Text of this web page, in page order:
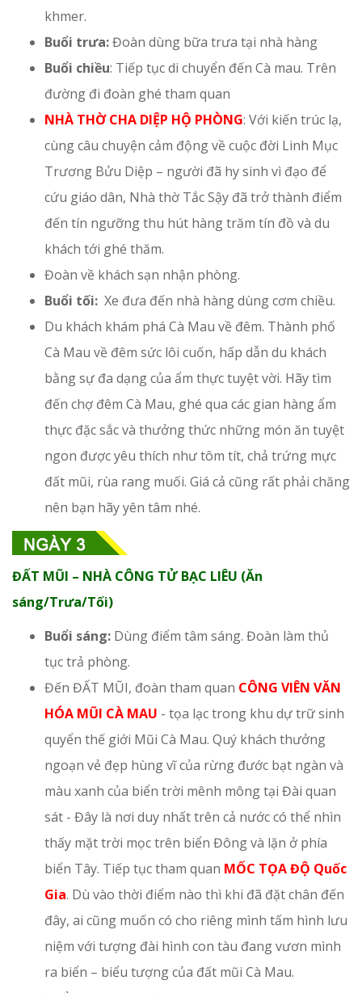
khmer.
Buổi trưa:Đoàn dùng bữa trưa tại nhà hàng
Buổi chiều: Tiếp tục di chuyển đến Cà mau. Trên
đường đi đoàn ghé tham quan
NHÀ THỜ CHA DIỆP HỘ PHÒNG: Với kiến trúc lạ,
cùng câu chuyện cảm động về cuộc đời Linh Mục
Trương Bửu Diệp – người đã hy sinh vì đạo để
cứu giáo dân, Nhà thờ Tắc Sậy đã trở thành điểm
đến tín ngưỡng thu hút hàng trăm tín đồ và du
khách tới ghé thăm.
Đoàn về khách sạn nhận phòng.
Buổi tối: Xe đưa đến nhà hàng dùng cơm chiều.
Du khách khám phá Cà Mau về đêm. Thành phố
Cà Mau về đêm sức lôi cuốn, hấp dẫn du khách
bằng sự đa dạng của ẩm thực tuyệt vời. Hãy tìm
đến chợ đêm Cà Mau, ghé qua các gian hàng ẩm
thực đặc sắc và thưởng thức những món ăn tuyệt
ngon được yêu thích như tôm tít, chả trứng mực
đất mũi, rùa rang muối. Giá cả cũng rất phải chăng
nên bạn hãy yên tâm nhé.
ĐẤT MŨI – NHÀ CÔNG TỬ BẠC LIÊU (Ăn
sáng/Trưa/Tối)
Buổi sáng: Dùng điểm tâm sáng. Đoàn làm thủ
tục trả phòng.
Đến ĐẤT MŨI, đoàn tham quan CÔNG VIÊN VĂN
HÓA MŨI CÀ MAU - tọa lạc trong khu dự trữ sinh
quyển thế giới Mũi Cà Mau. Quý khách thưởng
ngoạn vẻ đẹp hùng vĩ của rừng đước bạt ngàn và
màu xanh của biển trời mênh mông tại Đài quan
sát - Đây là nơi duy nhất trên cả nước có thể nhìn
thấy mặt trời mọc trên biển Đông và lặn ở phía
biển Tây. Tiếp tục tham quan MỐC TỌA ĐỘ Quốc
Gia. Dù vào thời điểm nào thì khi đã đặt chân đến
đây, ai cũng muốn có cho riêng mình tấm hình lưu
niệm với tượng đài hình con tàu đang vươn mình
ra biển – biểu tượng của đất mũi Cà Mau.